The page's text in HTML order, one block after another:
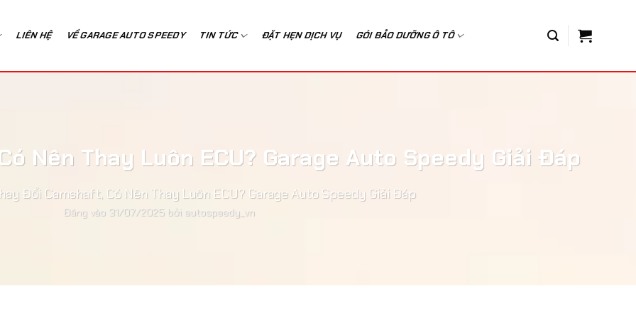
LIÊN HỆ VỀ GARAGE AUTO SPEEDY TIN TỨC ĐẶT HẸN DỊCH VỤ GÓI BẢO DƯỠNG Ô TÔ
Nên Thay Luôn ECU? Garage Auto Speedy Giải Đáp
Đổi Camshaft, Có Nên Thay Luôn ECU? Garage Auto Speedy Giải Đáp
Đăng vào 31/07/2025 bởi autospeedy_vn